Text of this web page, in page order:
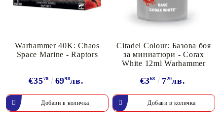
Warhammer 40K: Chaos
Space Marine - Raptors
€3578 6998лв.
Citadel Colour: Базова боя
за миниатюри - Corax
White 12ml Warhammer
€368 720лв.